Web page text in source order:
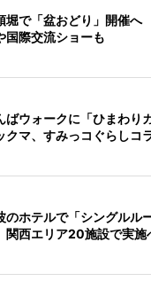
堀で「盆おどり」開催
国際交流ショーも
ばウォークに「ひまわり
クマ、すみっコぐらしコ
のホテルで「シングルル
西エリア20施設で実施